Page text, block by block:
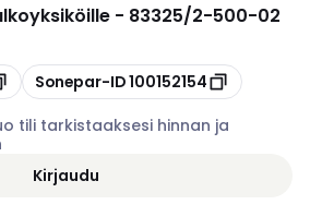
- 83325/2-500-02
Kopioi
Sonepar-ID100152154
tili tarkistaaksesi hinnan ja
Kirjaudu